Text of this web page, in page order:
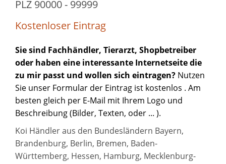
PLZ 90000 - 99999
Kostenloser Eintrag
Sie sind Fachhändler, Tierarzt, Shopbetreiber
oder haben eine interessante Internetseite die
zu mir passt und wollen sich eintragen? Nutzen
Sie unser Formular der Eintrag ist kostenlos . Am
besten gleich per E-Mail mit Ihrem Logo und
Beschreibung (Bilder, Texten, oder ... ).
Koi Händler aus den Bundesländern Bayern,
Brandenburg, Berlin, Bremen, Baden-
Württemberg, Hessen, Hamburg, Mecklenburg-